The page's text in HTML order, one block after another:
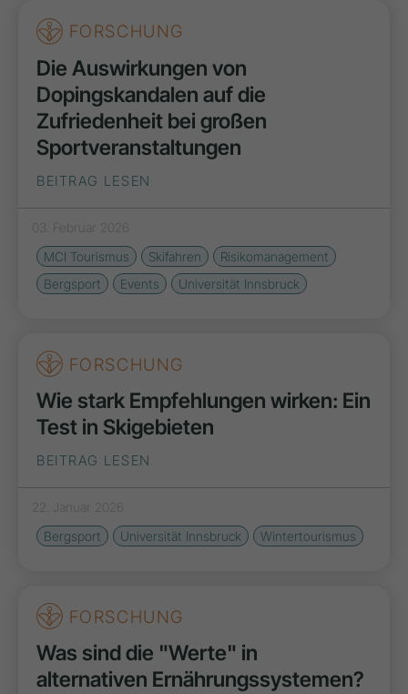
FORSCHUNG
Die Auswirkungen von
Dopingskandalen auf die
Zufriedenheit bei großen
Sportveranstaltungen
BEITRAG LESEN
03. Februar 2026
MCI Tourismus
Skifahren
Risikomanagement
Bergsport
Events Universität Innsbruck
FORSCHUNG
Wie stark Empfehlungen wirken: Ein
Test in Skigebieten
BEITRAG LESEN
22. Januar 2026
Bergsport
Universität Innsbruck Wintertourismus
FORSCHUNG
Was sind die "Werte" in
alternativen Ernährungssystemen?